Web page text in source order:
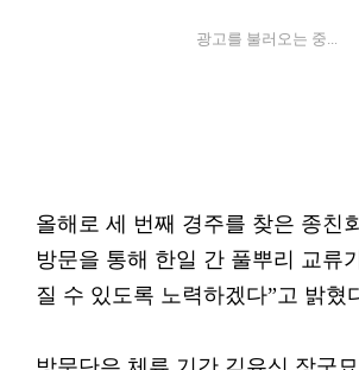
광고를 불러오는 중...
올해로 세 번째 경주를 찾은 종친
방문을 통해 한일 간 풀뿌리 교류
질 수 있도록 노력하겠다”고 밝혔